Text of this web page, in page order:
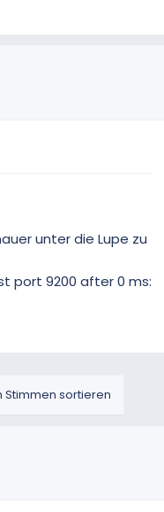
unter die Lupe zu
port 9200 after 0 ms:
Stimmen sortieren